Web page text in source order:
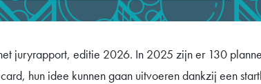
juryrapport, editie 2026. In 2025 zijn er 130
hun idee kunnen gaan uitvoeren dankzij een